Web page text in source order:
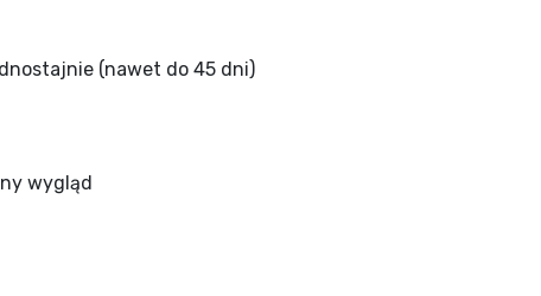
(nawet do 45 dni)
wygląd